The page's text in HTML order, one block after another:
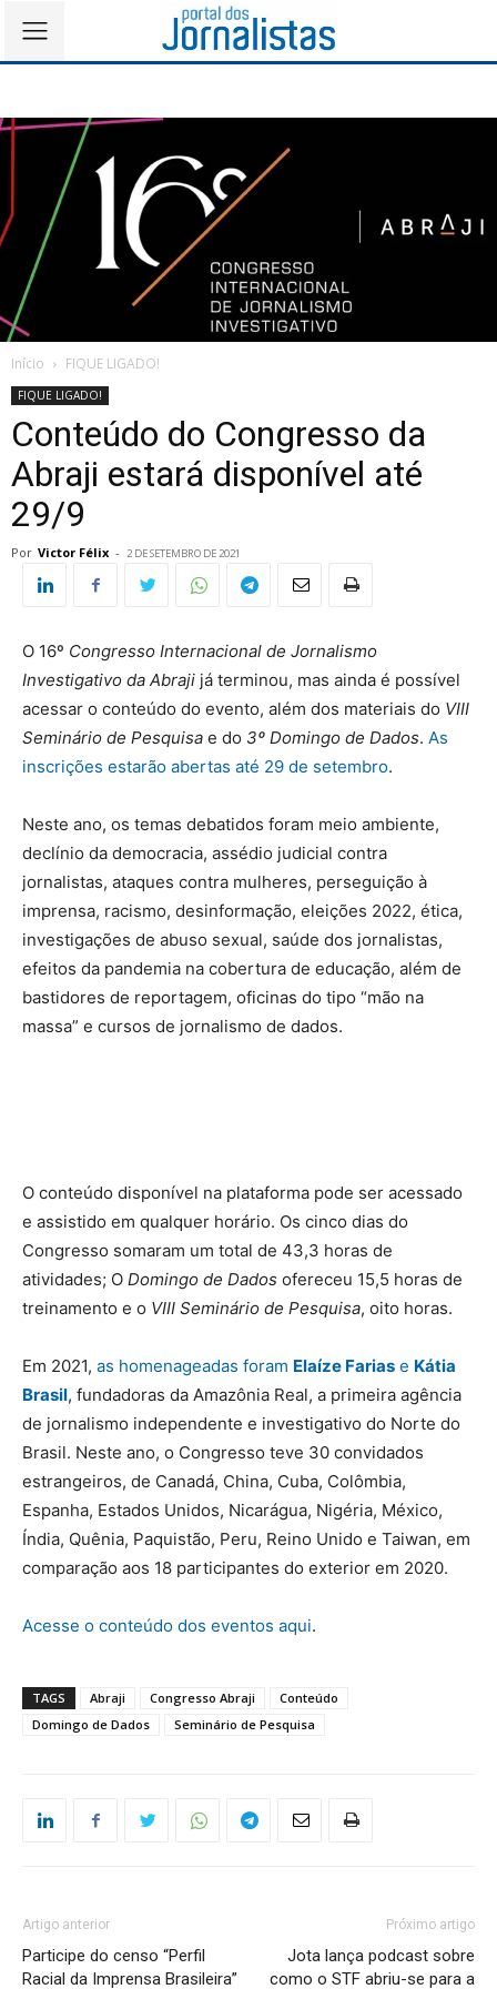
Início FIQUE LIGADO!
FIQUE LIGADO!
Conteúdo do Congresso da
Abraji estará disponível até
29/9
Por Victor Félix - 2 DE SETEMBRO DE 2021
O 16º Congresso Internacional de Jornalismo
Investigativo da Abraji já terminou, mas ainda é possível
acessar o conteúdo do evento, além dos materiais do VIII
Seminário de Pesquisa e do 3º Domingo de Dados. As
inscrições estarão abertas até 29 de setembro.
Neste ano, os temas debatidos foram meio ambiente,
declínio da democracia, assédio judicial contra
jornalistas, ataques contra mulheres, perseguição à
imprensa, racismo, desinformação, eleições 2022, ética,
investigações de abuso sexual, saúde dos jornalistas,
efeitos da pandemia na cobertura de educação, além de
bastidores de reportagem, oficinas do tipo “mão na
massa” e cursos de jornalismo de dados.
O conteúdo disponível na plataforma pode ser acessado
e assistido em qualquer horário. Os cinco dias do
Congresso somaram um total de 43,3 horas de
atividades; O Domingo de Dados ofereceu 15,5 horas de
treinamento e o VIII Seminário de Pesquisa, oito horas.
Em 2021, as homenageadas foram Elaíze Farias e Kátia
Brasil, fundadoras da Amazônia Real, a primeira agência
de jornalismo independente e investigativo do Norte do
Brasil. Neste ano, o Congresso teve 30 convidados
estrangeiros, de Canadá, China, Cuba, Colômbia,
Espanha, Estados Unidos, Nicarágua, Nigéria, México,
Índia, Quênia, Paquistão, Peru, Reino Unido e Taiwan, em
comparação aos 18 participantes do exterior em 2020.
Acesse o conteúdo dos eventos aqui.
TAGS Abraji Congresso Abraji
Conteúdo
Domingo de Dados
Seminário de Pesquisa
Artigo anterior
Participe do censo “Perfil
Racial da Imprensa Brasileira”
Próximo artigo
Jota lança podcast sobre
como o STF abriu-se para a